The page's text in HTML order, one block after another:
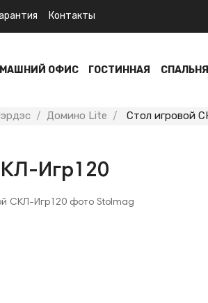
Контакты
ОФИС ГОСТИННАЯ СПАЛЬНЯ
Домино Lite Стол игровой
Игр120